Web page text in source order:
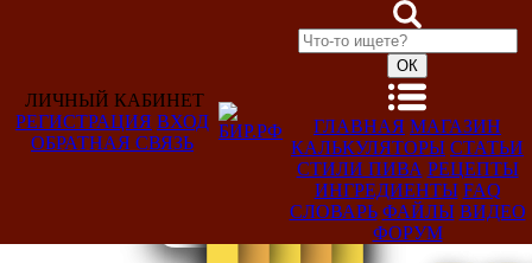
Добро
ЛИЧНЫЙ КАБИНЕТ
РЕГИСТРАЦИЯ ВХОД
ОБРАТНАЯ СВЯЗЬ
ГЛАВНАЯ МАГАЗИН
КАЛЬКУЛЯТОРЫ СТАТЬИ
СТИЛИ ПИВА РЕЦЕПТЫ
ИНГРЕДИЕНТЫ FAQ
СЛОВАРЬ ФАЙЛЫ ВИДЕО
ФОРУМ